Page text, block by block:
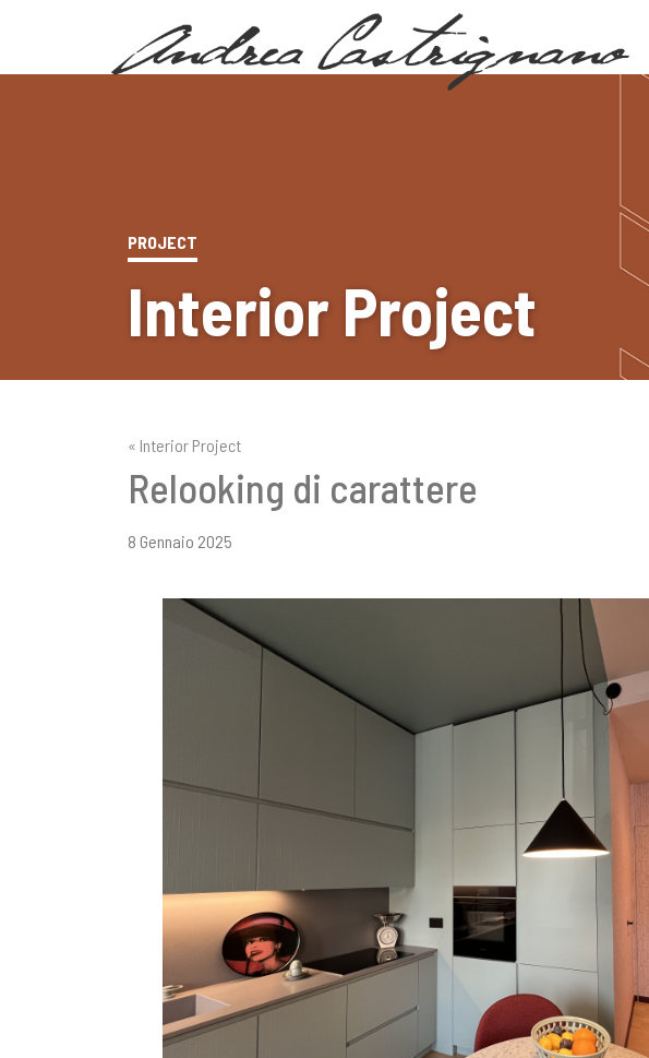
PROJECT
Interior Project
« Interior Project
Relooking di carattere
8 Gennaio 2025